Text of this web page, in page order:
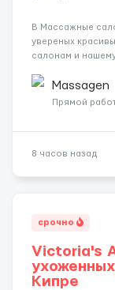
В Массажные
увереных
салонам и
заработная
incall / Out...
Massagen
Прямой
8 часов назад
срочно
Victoria's
Кипре